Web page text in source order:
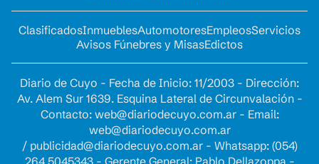
ClasificadosInmueblesAutomotoresEmpleosServicios
Avisos Fúnebres y MisasEdictos
Diario de Cuyo - Fecha de Inicio: 11/2003 - Dirección:
Av. Alem Sur 1639. Esquina Lateral de Circunvalación -
Contacto: web@diariodecuyo.com.ar- Email:
web@diariodecuyo.com.ar
/ publicidad@diariodecuyo.com.ar- Whatsapp: (054)
264 5045343 - Gerente General: Pablo Dellazoppa -